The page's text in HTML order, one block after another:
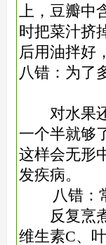
上，豆瓣中
时把菜汁挤
后用油拌好
八错：为了
对水果还
一个半就够
这样会无形
发疾病。
八错：常
反复烹煮
维生素C、